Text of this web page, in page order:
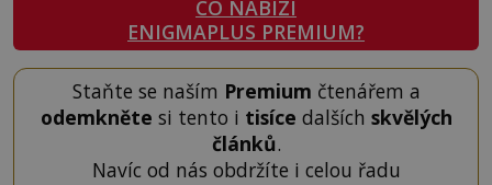
CO NABÍZÍ
ENIGMAPLUS PREMIUM?
Staňte se naším Premium čtenářem a
odemkněte si tento i tisíce dalších skvělých
článků.
Navíc od nás obdržíte i celou řadu